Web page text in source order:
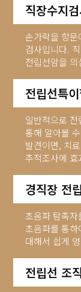
직장수지
손가락을 항
검사입니다.
전립선암을
전립선특
일반적으로
통해 알아볼
발견이면, 치
추적조사에 효
경직장 전
초음파 탐촉
초음파를 통
대해서 쉽게
전립선 조